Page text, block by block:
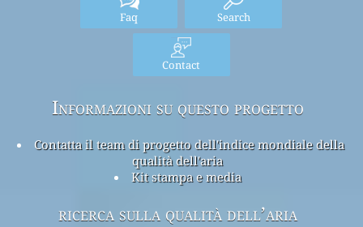
Faq Search
Contact
Informazioni su questo progetto
Contatta il team di progetto dell'indice mondiale della
qualità dell'aria
Kit stampa e media
ricerca sulla qualità dell’aria